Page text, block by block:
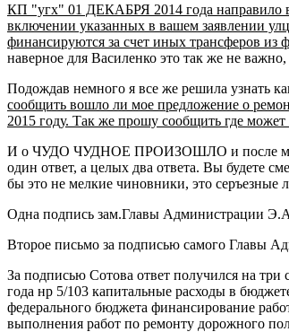
КП "угх" 01 ДЕКАБРЯ 2014 года направило в
включении указанных в вашем заявлении
финансируются за счет иных трансферов из
наверное для Василенко это так же не
Подождав немного я все же решила узнать
сообщить вошло ли мое предложение о
2015 году. Так же прошу сообщить где
И о ЧУДО ЧУДНОЕ ПРОИЗОШЛО и после моего
один ответ, а целых два ответа. Вы будете
бы это не мелкие чиновники, это серъезные
Одна подпись зам.Главы Администрации
Второе письмо за подписью самого Главы
За подписью Сотова ответ получился на три
года нр 5/103 капитальные расходы в
федерального бюджета финансирование
выполнения работ по ремонту дорожного